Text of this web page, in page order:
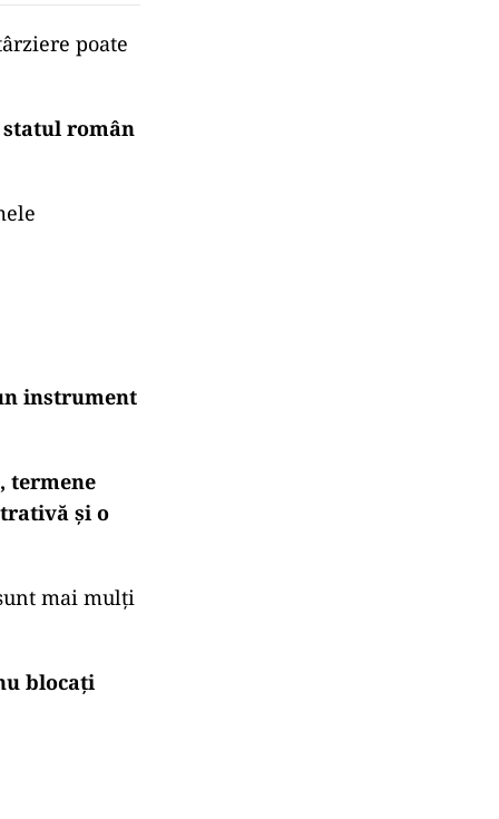
poate
român